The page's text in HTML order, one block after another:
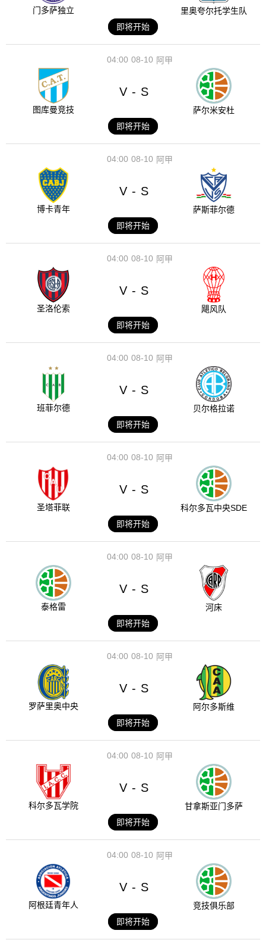
门多萨独立
里奥夸尔托学生队
即将开始
08-10
04:00 阿甲
图库曼竞技
V - S
萨尔米安杜
即将开始
08-10
04:00 阿甲
博卡青年
V - S
萨斯菲尔德
即将开始
08-10
04:00 阿甲
圣洛伦索
V - S
飓风队
即将开始
08-10
04:00 阿甲
班菲尔德
V - S
贝尔格拉诺
即将开始
08-10
04:00 阿甲
圣塔菲联
V - S
科尔多瓦中央SDE
即将开始
08-10
04:00 阿甲
泰格雷
V - S
河床
即将开始
08-10
04:00 阿甲
罗萨里奥中央
V - S
阿尔多斯维
即将开始
08-10
04:00 阿甲
科尔多瓦学院
V - S
甘拿斯亚门多萨
即将开始
08-10
04:00 阿甲
阿根廷青年人
V - S
竞技俱乐部
即将开始